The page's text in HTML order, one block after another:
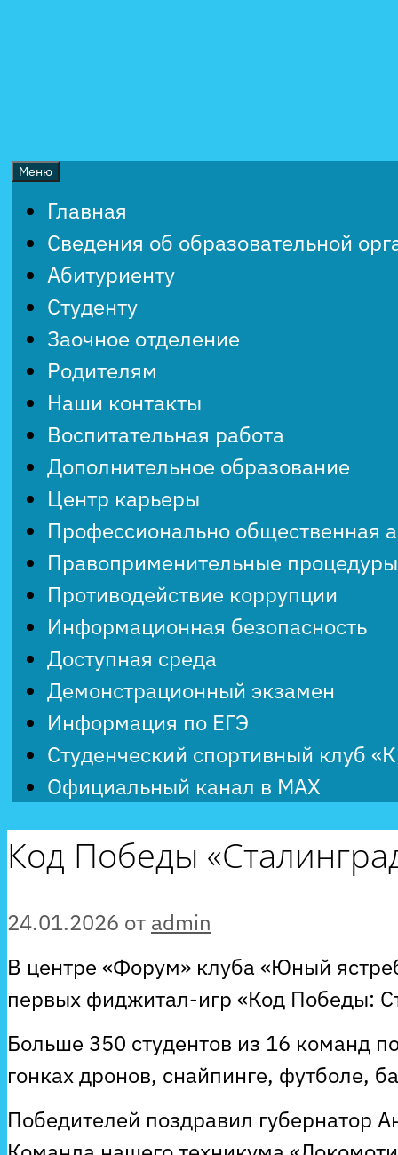
Меню
Главная
Сведения об образовательной
Абитуриенту
Студенту
Заочное отделение
Родителям
Наши контакты
Воспитательная работа
Дополнительное образование
Центр карьеры
Профессионально общественная
Правоприменительные процедуры
Противодействие коррупции
Информационная безопасность
Доступная среда
Демонстрационный экзамен
Информация по ЕГЭ
Студенческий спортивный клуб
Официальный канал в MAX
Код Победы
24.01.2026 от admin
В центре «Форум» клуба «Юный
первых фиджитал-игр «Код Победы:
Больше 350 студентов из 16 команд
гонках дронов, снайпинге, футболе,
Победителей поздравил губернатор